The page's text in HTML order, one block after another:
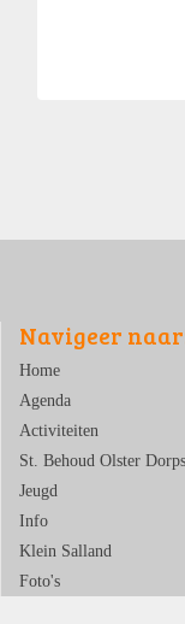
Navigeer
Home
Agenda
Activiteiten
St. Behoud Olster
Jeugd
Info
Klein Salland
Foto's